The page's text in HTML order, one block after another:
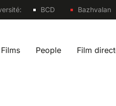
Sites
BCD Bazhvalan
navigation
Films People Film